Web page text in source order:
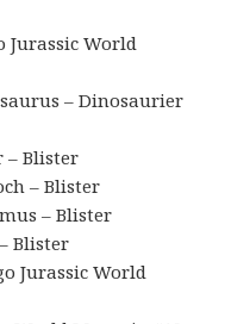
Jurassic World
– Dinosaurier
– Blister
– Blister
– Blister
Blister
Jurassic World